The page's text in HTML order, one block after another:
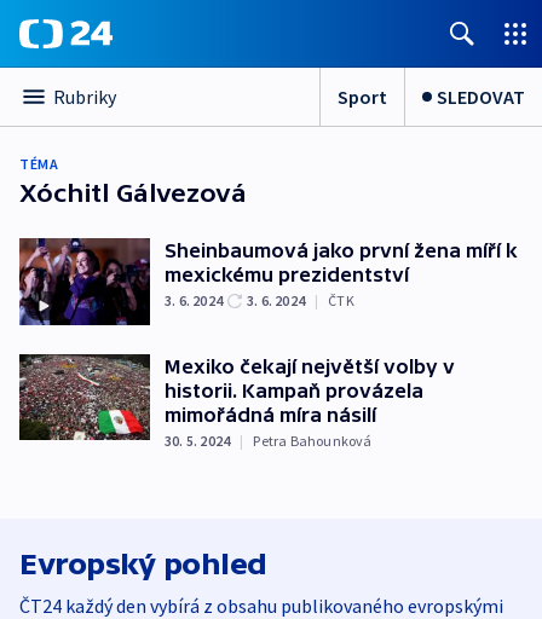
Rubriky Sport SLEDOVAT
TÉMA
Xóchitl Gálvezová
Sheinbaumová jako první žena míří k
mexickému prezidentství
3. 6. 2024 3. 6. 2024 | ČTK
Mexiko čekají největší volby v
historii. Kampaň provázela
mimořádná míra násilí
30. 5. 2024 | Petra Bahounková
Evropský pohled
ČT24 každý den vybírá z obsahu publikovaného evropskými